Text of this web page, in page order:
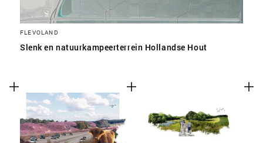
FLEVOLAND
Slenk en natuurkampeerterrein Hollandse Hout